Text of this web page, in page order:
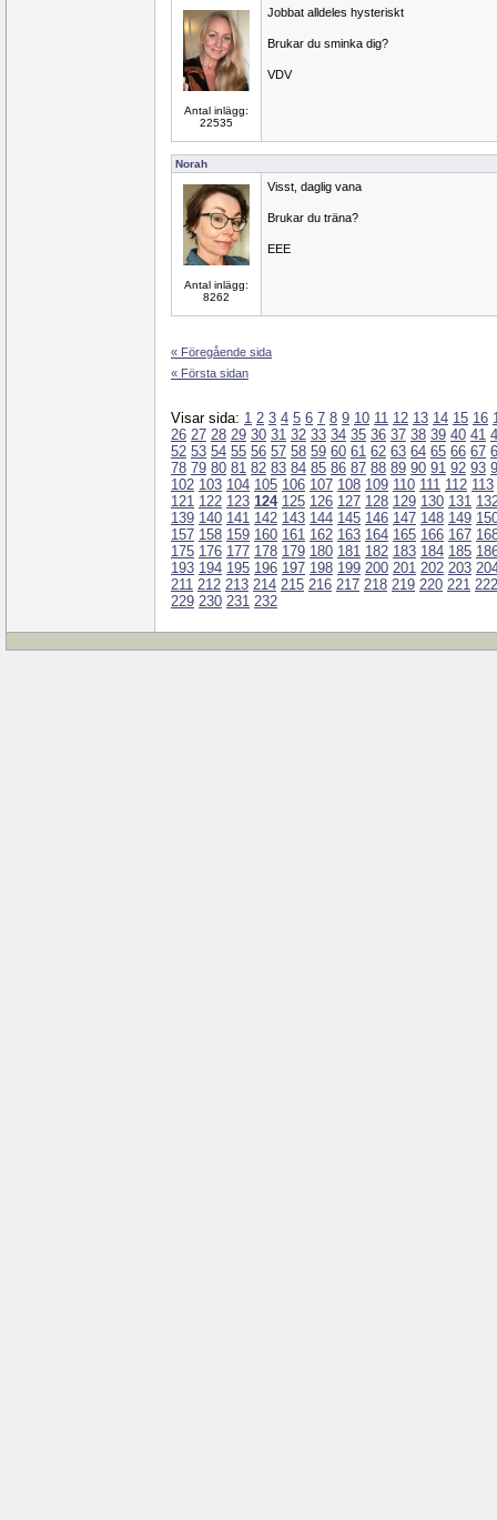
Antal inlägg:
22535
Jobbat alldeles hysteriskt
Brukar du sminka dig?
VDV
Norah
Antal inlägg:
8262
Visst, daglig vana
Brukar du träna?
EEE
« Föregående sida
« Första sidan
Visar sida: 1 2 3 4 5 6 7 8 9 10 11 12 13 14 15 16
26 27 28 29 30 31 32 33 34 35 36 37 38 39 40 41
52 53 54 55 56 57 58 59 60 61 62 63 64 65 66 67
78 79 80 81 82 83 84 85 86 87 88 89 90 91 92 93
102 103 104 105 106 107 108 109 110 111 112 113
121 122 123 124 125 126 127 128 129 130 131
139 140 141 142 143 144 145 146 147 148 149
157 158 159 160 161 162 163 164 165 166 167
175 176 177 178 179 180 181 182 183 184 185
193 194 195 196 197 198 199 200 201 202 203
211 212 213 214 215 216 217 218 219 220 221 222
229 230 231 232